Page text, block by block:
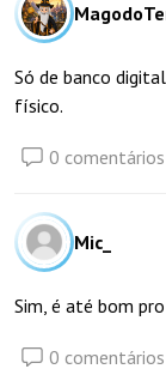
Só de banco
físico.
0 comentários
Mic_
Sim, é até bom
0 comentários